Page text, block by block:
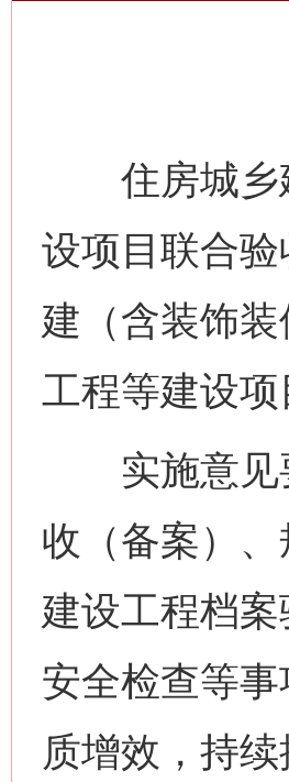
住房城乡建
设项目联合验
建（含装饰
工程等建设项
实施意见要
收（备案）
建设工程档
安全检查等
质增效，持